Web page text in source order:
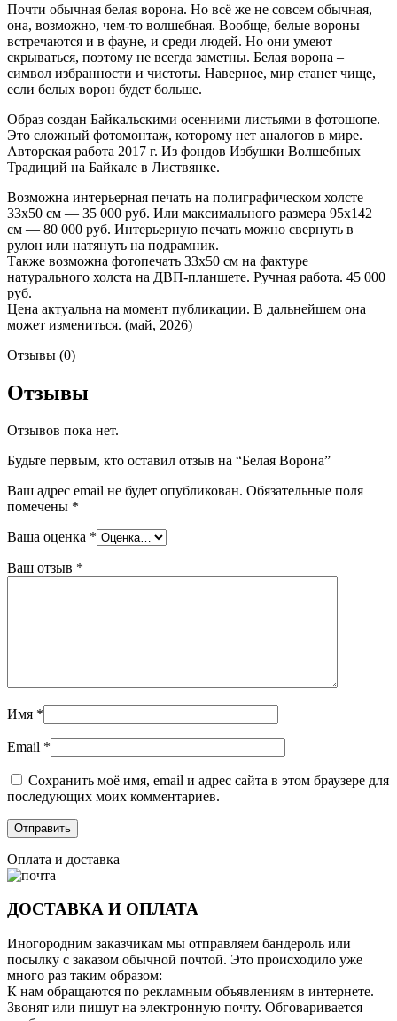
Почти обычная белая ворона. Но всё же не совсем обычная,
она, возможно, чем-то волшебная. Вообще, белые вороны
встречаются и в фауне, и среди людей. Но они умеют
скрываться, поэтому не всегда заметны. Белая ворона –
символ избранности и чистоты. Наверное, мир станет чище,
если белых ворон будет больше.
Образ создан Байкальскими осенними листьями в фотошопе.
Это сложный фотомонтаж, которому нет аналогов в мире.
Авторская работа 2017 г. Из фондов Избушки Волшебных
Традиций на Байкале в Листвянке.
Возможна интерьерная печать на полиграфическом холсте
33х50 см — 35 000 руб. Или максимального размера 95х142
см — 80 000 руб. Интерьерную печать можно свернуть в
рулон или натянуть на подрамник.
Также возможна фотопечать 33х50 см на фактуре
натурального холста на ДВП-планшете. Ручная работа. 45 000
руб.
Цена актуальна на момент публикации. В дальнейшем она
может измениться. (май, 2026)
Отзывы (0)
Отзывы
Отзывов пока нет.
Будьте первым, кто оставил отзыв на “Белая Ворона”
Ваш адрес email не будет опубликован. Обязательные поля
помечены *
Ваша оценка *
Ваш отзыв *
Имя *
Email *
Сохранить моё имя, email и адрес сайта в этом браузере для
последующих моих комментариев.
Оплата и доставка
ДОСТАВКА И ОПЛАТА
Иногородним заказчикам мы отправляем бандероль или
посылку с заказом обычной почтой. Это происходило уже
много раз таким образом:
К нам обращаются по рекламным объявлениям в интернете.
Звонят или пишут на электронную почту. Обговаривается